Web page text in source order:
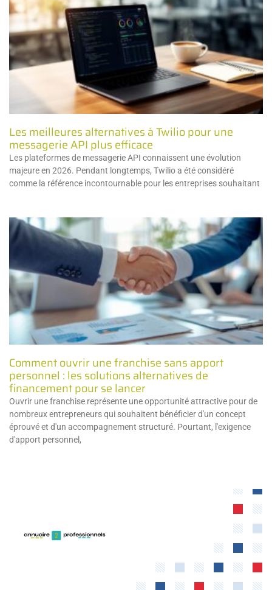
Les meilleures alternatives à Twilio pour une
messagerie API plus efficace
Les plateformes de messagerie API connaissent une évolution
majeure en 2026. Pendant longtemps, Twilio a été considéré
comme la référence incontournable pour les entreprises souhaitant
Comment ouvrir une franchise sans apport
personnel : les solutions alternatives de
financement pour se lancer
Ouvrir une franchise représente une opportunité attractive pour de
nombreux entrepreneurs qui souhaitent bénéficier d'un concept
éprouvé et d'un accompagnement structuré. Pourtant, l'exigence
d'apport personnel,